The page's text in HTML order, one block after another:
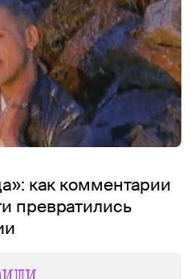
как комментарии
превратились